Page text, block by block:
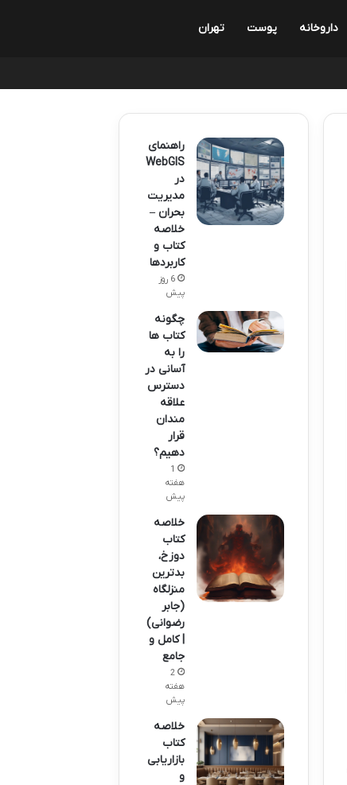
داروخانه پوست تهران
راهنمای
WebGIS
در
مدیریت
بحران –
خلاصه
کتاب و
کاربردها
6 روز
پیش
چگونه
کتاب ها
را به
آسانی در
دسترس
علاقه
مندان
قرار
دهیم؟
1
هفته
پیش
خلاصه
کتاب
دوزخ،
بدترین
منزلگاه
(جابر
رضوانی)
| کامل و
جامع
2
هفته
پیش
خلاصه
کتاب
بازاریابی
و